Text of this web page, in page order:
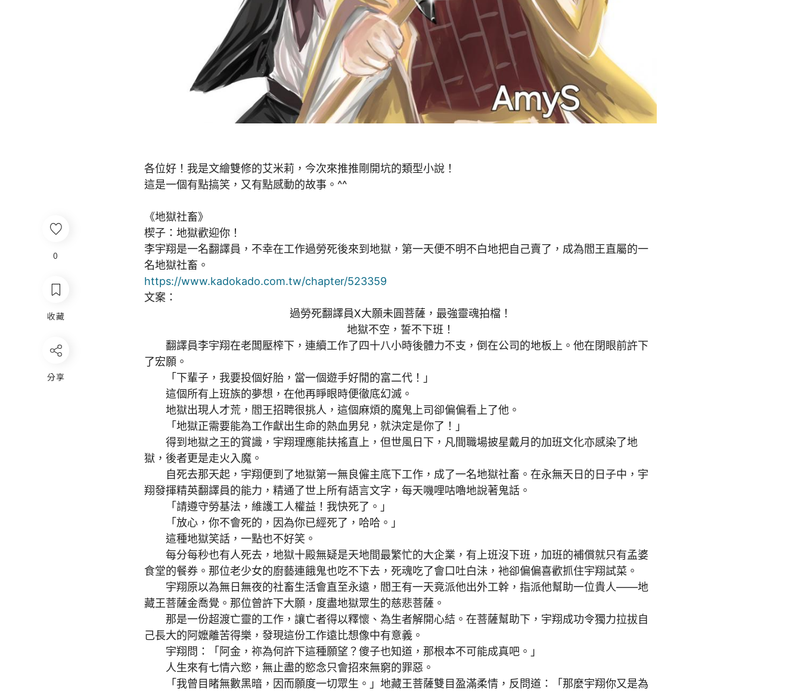
0
收藏
分享
各位好！我是文繪雙修的艾米莉，今次來推推剛開坑的類型小說！
這是一個有點搞笑，又有點感動的故事。^^
《地獄社畜》
楔子：地獄歡迎你！
李宇翔是一名翻譯員，不幸在工作過勞死後來到地獄，第一天便不明不白地把自己賣了，成為閻王直屬的一
名地獄社畜。
https://www.kadokado.com.tw/chapter/523359
文案：
過勞死翻譯員X大願未圓菩薩，最強靈魂拍檔！
地獄不空，誓不下班！
翻譯員李宇翔在老闆壓榨下，連續工作了四十八小時後體力不支，倒在公司的地板上。他在閉眼前許下
了宏願。
「下輩子，我要投個好胎，當一個遊手好閒的富二代！」
這個所有上班族的夢想，在他再睜眼時便徹底幻滅。
地獄出現人才荒，閻王招聘很挑人，這個麻煩的魔鬼上司卻偏偏看上了他。
「地獄正需要能為工作獻出生命的熱血男兒，就決定是你了！」
得到地獄之王的賞識，宇翔理應能扶搖直上，但世風日下，凡間職場披星戴月的加班文化亦感染了地
獄，後者更是走火入魔。
自死去那天起，宇翔便到了地獄第一無良僱主底下工作，成了一名地獄社畜。在永無天日的日子中，宇
翔發揮精英翻譯員的能力，精通了世上所有語言文字，每天嘰哩咕嚕地說著鬼話。
「請遵守勞基法，維護工人權益！我快死了。」
「放心，你不會死的，因為你已經死了，哈哈。」
這種地獄笑話，一點也不好笑。
每分每秒也有人死去，地獄十殿無疑是天地間最繁忙的大企業，有上班沒下班，加班的補償就只有孟婆
食堂的餐券。那位老少女的廚藝連餓鬼也吃不下去，死魂吃了會口吐白沬，衪卻偏偏喜歡抓住宇翔試菜。
宇翔原以為無日無夜的社畜生活會直至永遠，閻王有一天竟派他出外工幹，指派他幫助一位貴人——地
藏王菩薩金喬覺。那位曾許下大願，度盡地獄眾生的慈悲菩薩。
那是一份超渡亡靈的工作，讓亡者得以釋懷、為生者解開心結。在菩薩幫助下，宇翔成功令獨力拉拔自
己長大的阿嬤離苦得樂，發現這份工作遠比想像中有意義。
宇翔問：「阿金，祢為何許下這種願望？傻子也知道，那根本不可能成真吧。」
人生來有七情六慾，無止盡的慾念只會招來無窮的罪惡。
「我曾目睹無數黑暗，因而願度一切眾生。」地藏王菩薩雙目盈滿柔情，反問道：「那麼宇翔你又是為